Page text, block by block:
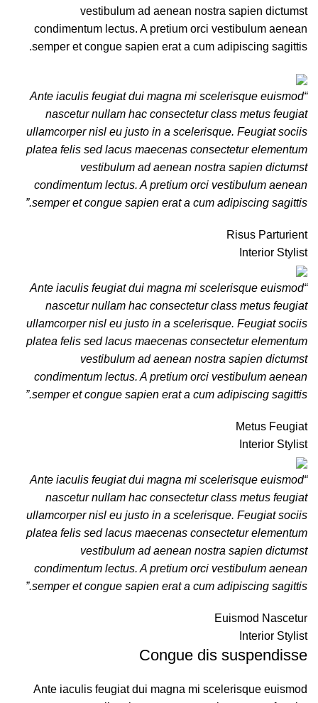
vestibulum ad aenean nostra sapien dictumst
condimentum lectus. A pretium orci vestibulum aenean
semper et congue sapien erat a cum adipiscing sagittis.
“Ante iaculis feugiat dui magna mi scelerisque euismod
nascetur nullam hac consectetur class metus feugiat
ullamcorper nisl eu justo in a scelerisque. Feugiat sociis
platea felis sed lacus maecenas consectetur elementum
vestibulum ad aenean nostra sapien dictumst
condimentum lectus. A pretium orci vestibulum aenean
semper et congue sapien erat a cum adipiscing sagittis.”
Risus Parturient
Interior Stylist
“Ante iaculis feugiat dui magna mi scelerisque euismod
nascetur nullam hac consectetur class metus feugiat
ullamcorper nisl eu justo in a scelerisque. Feugiat sociis
platea felis sed lacus maecenas consectetur elementum
vestibulum ad aenean nostra sapien dictumst
condimentum lectus. A pretium orci vestibulum aenean
semper et congue sapien erat a cum adipiscing sagittis.”
Metus Feugiat
Interior Stylist
“Ante iaculis feugiat dui magna mi scelerisque euismod
nascetur nullam hac consectetur class metus feugiat
ullamcorper nisl eu justo in a scelerisque. Feugiat sociis
platea felis sed lacus maecenas consectetur elementum
vestibulum ad aenean nostra sapien dictumst
condimentum lectus. A pretium orci vestibulum aenean
semper et congue sapien erat a cum adipiscing sagittis.”
Euismod Nascetur
Interior Stylist
Congue dis suspendisse
Ante iaculis feugiat dui magna mi scelerisque euismod